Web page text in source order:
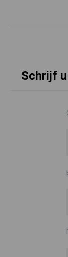
Schrijf